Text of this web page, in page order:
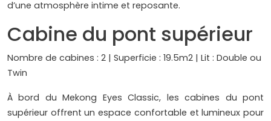
d’une atmosphère intime et reposante.
Cabine du pont supérieur
Nombre de cabines : 2 | Superficie : 19.5m2 | Lit : Double ou
Twin
À bord du Mekong Eyes Classic, les cabines du pont
supérieur offrent un espace confortable et lumineux pour